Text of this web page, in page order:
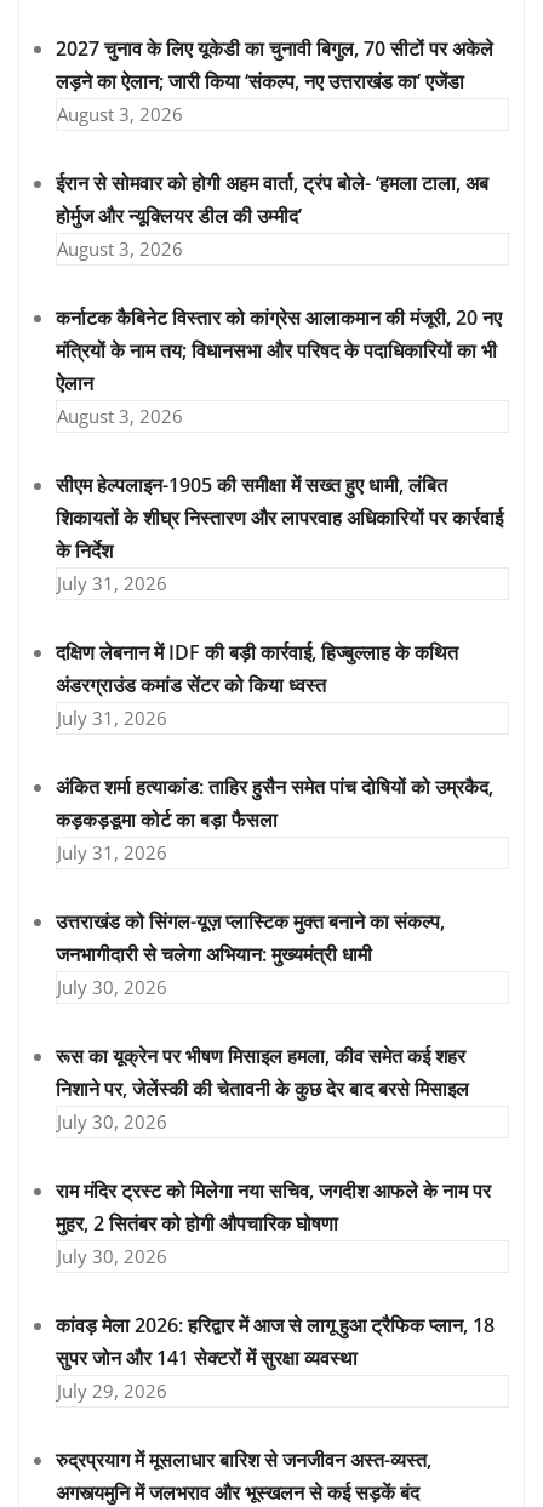
2027 चुनाव के लिए यूकेडी का चुनावी बिगुल, 70 सीटों पर अकेले
लड़ने का ऐलान; जारी किया ‘संकल्प, नए उत्तराखंड का’ एजेंडा
August 3, 2026
ईरान से सोमवार को होगी अहम वार्ता, ट्रंप बोले- ‘हमला टाला, अब
होर्मुज और न्यूक्लियर डील की उम्मीद’
August 3, 2026
कर्नाटक कैबिनेट विस्तार को कांग्रेस आलाकमान की मंजूरी, 20 नए
मंत्रियों के नाम तय; विधानसभा और परिषद के पदाधिकारियों का भी
ऐलान
August 3, 2026
सीएम हेल्पलाइन-1905 की समीक्षा में सख्त हुए धामी, लंबित
शिकायतों के शीघ्र निस्तारण और लापरवाह अधिकारियों पर कार्रवाई
के निर्देश
July 31, 2026
दक्षिण लेबनान में IDF की बड़ी कार्रवाई, हिज्बुल्लाह के कथित
अंडरग्राउंड कमांड सेंटर को किया ध्वस्त
July 31, 2026
अंकित शर्मा हत्याकांड: ताहिर हुसैन समेत पांच दोषियों को उम्रकैद,
कड़कड़डूमा कोर्ट का बड़ा फैसला
July 31, 2026
उत्तराखंड को सिंगल-यूज़ प्लास्टिक मुक्त बनाने का संकल्प,
जनभागीदारी से चलेगा अभियान: मुख्यमंत्री धामी
July 30, 2026
रूस का यूक्रेन पर भीषण मिसाइल हमला, कीव समेत कई शहर
निशाने पर, जेलेंस्की की चेतावनी के कुछ देर बाद बरसे मिसाइल
July 30, 2026
राम मंदिर ट्रस्ट को मिलेगा नया सचिव, जगदीश आफले के नाम पर
मुहर, 2 सितंबर को होगी औपचारिक घोषणा
July 30, 2026
कांवड़ मेला 2026: हरिद्वार में आज से लागू हुआ ट्रैफिक प्लान, 18
सुपर जोन और 141 सेक्टरों में सुरक्षा व्यवस्था
July 29, 2026
रुद्रप्रयाग में मूसलाधार बारिश से जनजीवन अस्त-व्यस्त,
अगस्त्यमुनि में जलभराव और भूस्खलन से कई सड़कें बंद